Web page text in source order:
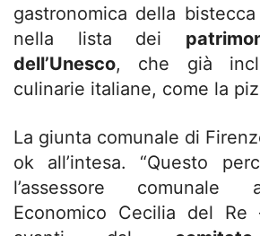
gastronomica della
nella lista dei
dell’Unesco, che già
culinarie italiane, come la
La giunta comunale di
ok all’intesa. “Questo
l’assessore comunale
Economico Cecilia del Re